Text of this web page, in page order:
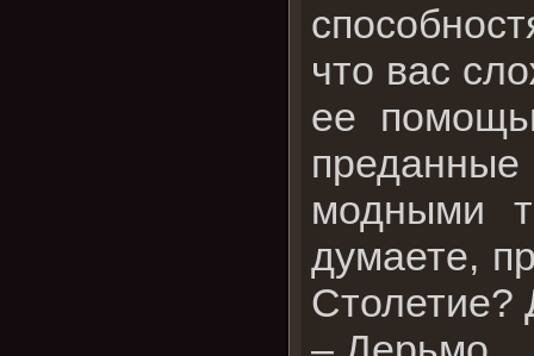
что вас
ее
модными
думаете,
Столетие?